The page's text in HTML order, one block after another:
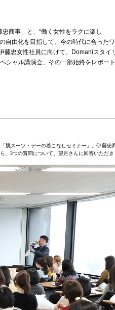
商事」と、“働く女性をラクに楽し
自由化を目指して、今の時代に合ったワ
藤忠女性社員に向けて、Domaniスタイ
シャル講演会、その一部始終をレポート
脱スーツ・デーの着こなしセミナー」。伊藤忠
、3つの質問について、望月さんに回答いただき